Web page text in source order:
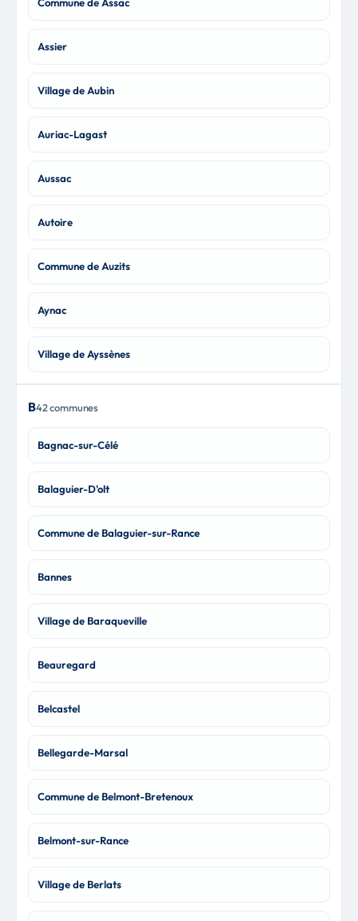
Assier
Village de Aubin
Auriac-Lagast
Aussac
Autoire
Commune de Auzits
Aynac
Village de Ayssènes
B42 communes
Bagnac-sur-Célé
Balaguier-D'olt
Commune de Balaguier-sur-Rance
Bannes
Village de Baraqueville
Beauregard
Belcastel
Bellegarde-Marsal
Commune de Belmont-Bretenoux
Belmont-sur-Rance
Village de Berlats